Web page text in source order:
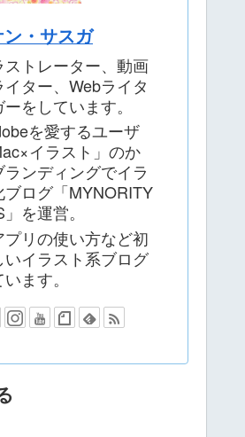
・サスガ
トレーター、動画
ター、Webライタ
をしています。
を愛するユーザ
イラスト」のか
ンディングでイラ
ブログ「MYNORITY
を運営。
リの使い方など初
イラスト系ブログ
ます。